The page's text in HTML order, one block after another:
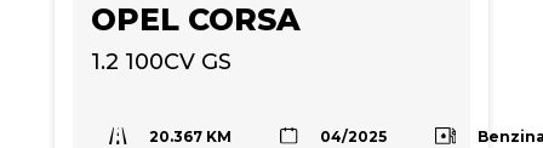
OPEL CORSA
1.2 100CV GS
20.367 KM 04/2025